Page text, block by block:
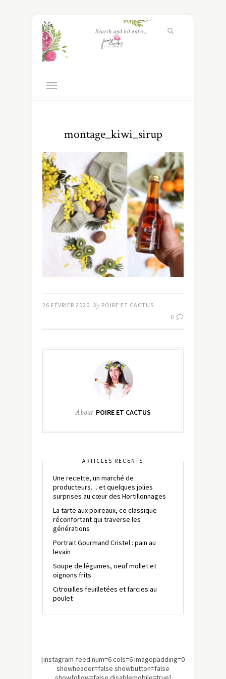
montage_kiwi_sirup
26 FÉVRIER 2020 By POIRE ET CACTUS
0
About POIRE ET CACTUS
ARTICLES RÉCENTS
Une recette, un marché de
producteurs… et quelques jolies
surprises au cœur des Hortillonnages
La tarte aux poireaux, ce classique
réconfortant qui traverse les
générations
Portrait Gourmand Cristel : pain au
levain
Soupe de légumes, oeuf mollet et
oignons frits
Citrouilles feuilletées et farcies au
poulet
[instagram-feed num=6 cols=6 imagepadding=0
showheader=false showbutton=false